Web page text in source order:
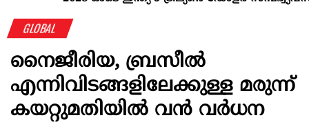
GLOBAL
നൈജീരിയ, ബ്രസീല്‍
എന്നിവിടങ്ങളിലേക്കുള്ള മരുന്ന്
കയറ്റുമതിയില്‍ വന്‍ വര്‍ധന